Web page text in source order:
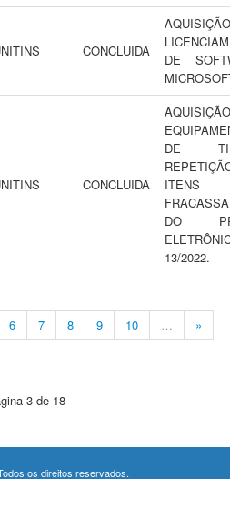
CONCLUIDA
DE
CONCLUIDA
DE
ITENS
DO
13/2022.
6 7 8 9 10 …
»
3 de 18
os direitos reservados.